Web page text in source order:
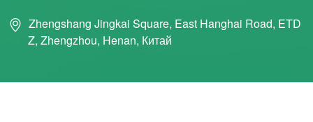
Zhengshang Jingkai Square, East Hanghai Road, ETD
Z, Zhengzhou, Henan, Китай